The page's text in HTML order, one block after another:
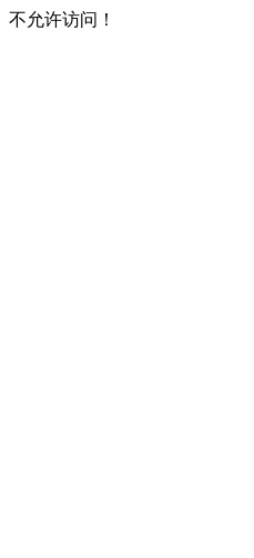
不允许访问！